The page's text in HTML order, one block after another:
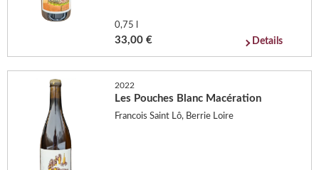
0,75 l
33,00 € Details
2022
Les Pouches Blanc Macération
Francois Saint Lô, Berrie Loire